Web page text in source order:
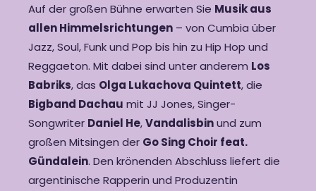
Auf der großen Bühne erwarten Sie Musik aus
allen Himmelsrichtungen – von Cumbia über
Jazz, Soul, Funk und Pop bis hin zu Hip Hop und
Reggaeton. Mit dabei sind unter anderem Los
Babriks, das Olga Lukachova Quintett, die
Bigband Dachau mit JJ Jones, Singer-
Songwriter Daniel He,Vandalisbinund zum
großen Mitsingen der Go Sing Choir feat.
Gündalein. Den krönenden Abschluss liefert die
argentinische Rapperin und Produzentin